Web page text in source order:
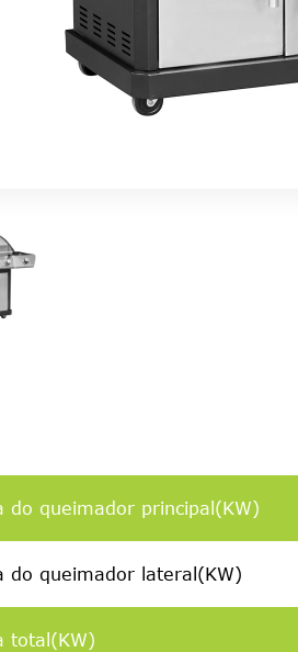
do queimador principal(KW)
do queimador lateral(KW)
total(KW)